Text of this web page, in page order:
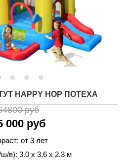
HAPPY HOP ПОТЕХА
руб
000 руб
от 3 лет
в): 3.0 х 3.6 х 2.3 м